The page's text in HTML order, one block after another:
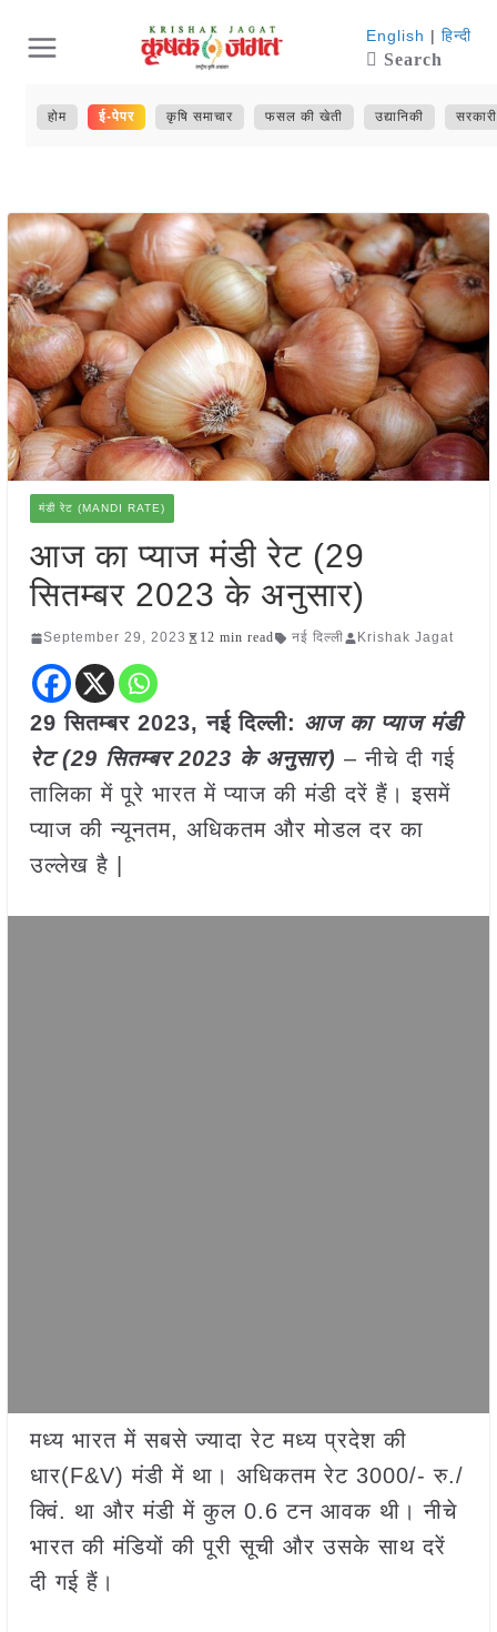
content
English | हिन्दी
Search
होम ई-पेपर कृषि समाचार फसल की खेती उद्यानिकी
मंडी रेट (MANDI RATE)
आज का प्याज मंडी रेट (29
सितम्बर 2023 के अनुसार)
September 29, 2023 12 min read नई दिल्ली Krishak Jagat
29 सितम्बर 2023, नई दिल्ली: आज का प्याज मंडी
रेट (29 सितम्बर2023 के अनुसार) – नीचे दी गई
तालिका में पूरे भारत में प्याज की मंडी दरें हैं। इसमें
प्याज की न्यूनतम, अधिकतम और मोडल दर का
उल्लेख है |
मध्य भारत में सबसे ज्यादा रेट मध्य प्रदेश की
धार(F&V) मंडी में था। अधिकतम रेट 3000/- रु./
क्विं. था और मंडी में कुल 0.6 टन आवक थी। नीचे
भारत की मंडियों की पूरी सूची और उसके साथ दरें
दी गई हैं।